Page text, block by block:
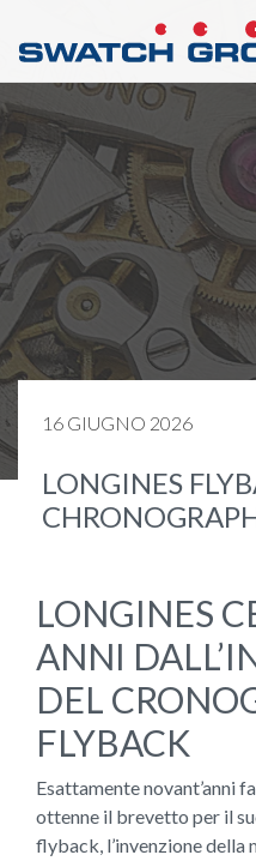
principale
16 GIUGNO 2026
LONGINES
LONGINES
ANNI
DEL
FLYBACK
Esattamente novant’anni
ottenne il brevetto per il
flyback, l’invenzione della